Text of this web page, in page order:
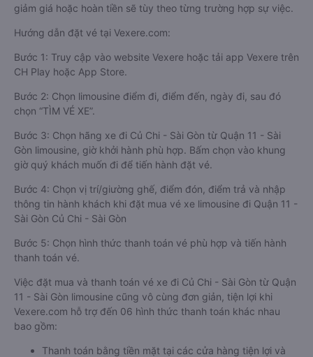
giảm giá hoặc hoàn tiền sẽ tùy theo từng trường hợp sự việc.
Hướng dẫn đặt vé tại Vexere.com:
Bước 1: Truy cập vào website Vexere hoặc tải app Vexere trên
CH Play hoặc App Store.
Bước 2: Chọn limousine điểm đi, điểm đến, ngày đi, sau đó
chọn “TÌM VÉ XE”.
Bước 3: Chọn hãng xe đi Củ Chi - Sài Gòn từ Quận 11 - Sài
Gòn limousine, giờ khởi hành phù hợp. Bấm chọn vào khung
giờ quý khách muốn đi để tiến hành đặt vé.
Bước 4: Chọn vị trí/giường ghế, điểm đón, điểm trả và nhập
thông tin hành khách khi đặt mua vé xe limousine đi Quận 11 -
Sài Gòn Củ Chi - Sài Gòn
Bước 5: Chọn hình thức thanh toán vé phù hợp và tiến hành
thanh toán vé.
Việc đặt mua và thanh toán vé xe đi Củ Chi - Sài Gòn từ Quận
11 - Sài Gòn limousine cũng vô cùng đơn giản, tiện lợi khi
Vexere.com hỗ trợ đến 06 hình thức thanh toán khác nhau
bao gồm:
Thanh toán bằng tiền mặt tại các cửa hàng tiện lợi và